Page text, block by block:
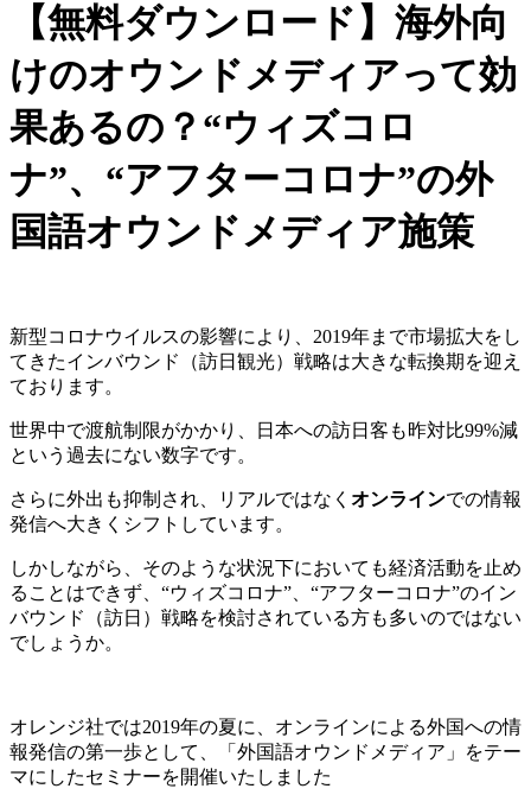
【無料ダウンロード】海外向
けのオウンドメディアって効
果あるの？“ウィズコロ
ナ”、“アフターコロナ”の外
国語オウンドメディア施策
新型コロナウイルスの影響により、2019年まで市場拡大をし
てきたインバウンド（訪日観光）戦略は大きな転換期を迎え
ております。
世界中で渡航制限がかかり、日本への訪日客も昨対比99%減
という過去にない数字です。
さらに外出も抑制され、リアルではなく オンラインでの情報
発信へ大きくシフトしています。
しかしながら、そのような状況下においても経済活動を止め
ることはできず、“ウィズコロナ”、“アフターコロナ”のイン
バウンド（訪日）戦略を検討されている方も多いのではない
でしょうか。
オレンジ社では2019年の夏に、オンラインによる外国への情
報発信の第一歩として、「外国語オウンドメディア」をテー
マにしたセミナーを開催いたしました